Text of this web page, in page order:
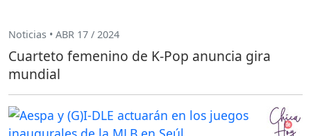
Noticias • ABR 17 / 2024
Cuarteto femenino de K-Pop anuncia gira
mundial